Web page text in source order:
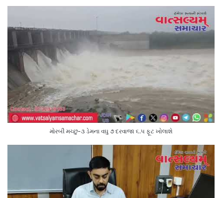
મોરબી મચ્છુ-૩ ડેમના વઘુ ૭ દરવાજા ૬.૫ ફૂટ ખોલાશે